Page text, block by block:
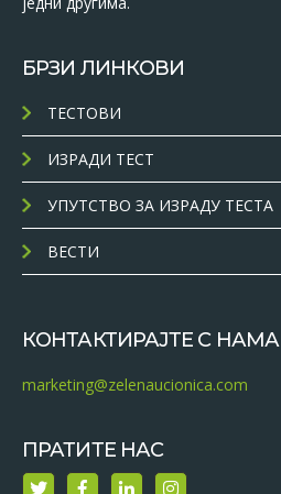
БРЗИ ЛИНКОВИ
ТЕСТОВИ
ИЗРАДИ ТЕСТ
УПУТСТВО ЗА ИЗРАДУ ТЕСТА
ВЕСТИ
КОНТАКТИРАЈТЕ С НАМА
marketing@zelenaucionica.com
ПРАТИТЕ НАС